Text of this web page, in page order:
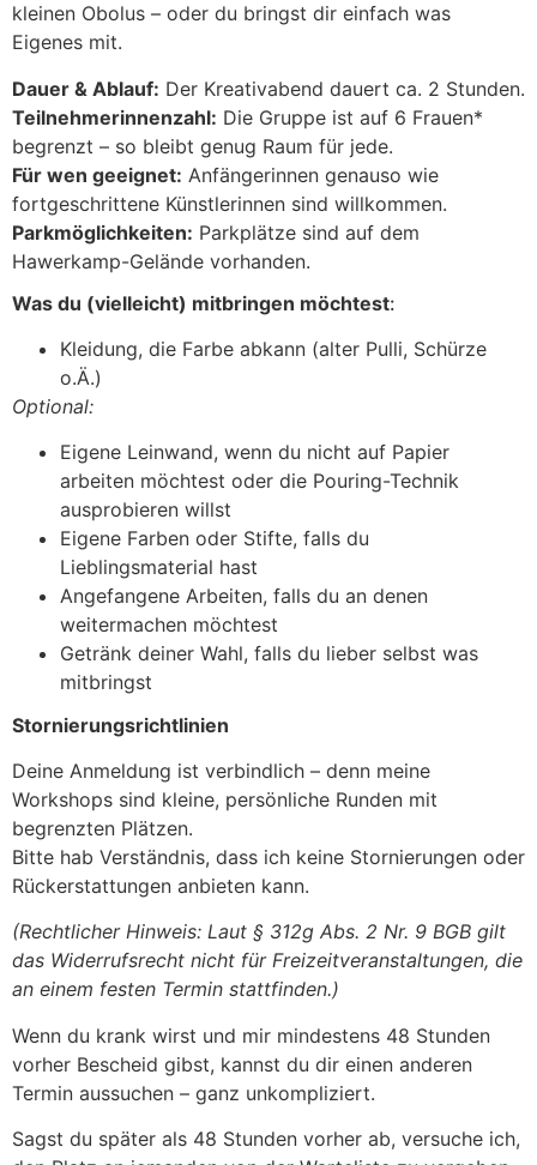
kleinen Obolus – oder du bringst dir einfach was
Eigenes mit.
Dauer & Ablauf: Der Kreativabend dauert ca. 2 Stunden.
Teilnehmerinnenzahl: Die Gruppe ist auf 6 Frauen*
begrenzt – so bleibt genug Raum für jede.
Für wen geeignet: Anfängerinnen genauso wie
fortgeschrittene Künstlerinnen sind willkommen.
Parkmöglichkeiten: Parkplätze sind auf dem
Hawerkamp-Gelände vorhanden.
Was du (vielleicht) mitbringen möchtest:
Kleidung, die Farbe abkann (alter Pulli, Schürze
o.Ä.)
Optional:
Eigene Leinwand, wenn du nicht auf Papier
arbeiten möchtest oder die Pouring-Technik
ausprobieren willst
Eigene Farben oder Stifte, falls du
Lieblingsmaterial hast
Angefangene Arbeiten, falls du an denen
weitermachen möchtest
Getränk deiner Wahl, falls du lieber selbst was
mitbringst
Stornierungsrichtlinien
Deine Anmeldung ist verbindlich – denn meine
Workshops sind kleine, persönliche Runden mit
begrenzten Plätzen.
Bitte hab Verständnis, dass ich keine Stornierungen oder
Rückerstattungen anbieten kann.
(Rechtlicher Hinweis: Laut § 312g Abs. 2 Nr. 9 BGB gilt
das Widerrufsrecht nicht für Freizeitveranstaltungen, die
an einem festen Termin stattfinden.)
Wenn du krank wirst und mir mindestens 48 Stunden
vorher Bescheid gibst, kannst du dir einen anderen
Termin aussuchen – ganz unkompliziert.
Sagst du später als 48 Stunden vorher ab, versuche ich,